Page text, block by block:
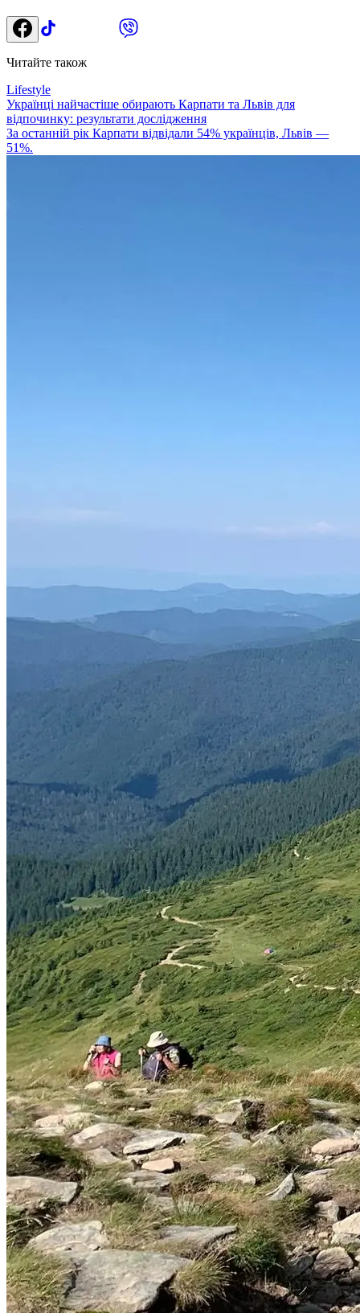
Читайте також
Lifestyle
Українці найчастіше обирають Карпати та Львів для
відпочинку: результати дослідження
За останній рік Карпати відвідали 54% українців, Львів —
51%.